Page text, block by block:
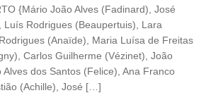
{Mário João Alves (Fadinard), José
Luís Rodrigues (Beaupertuis), Lara
(Anaïde), Maria Luísa de Freitas
Carlos Guilherme (Vézinet), João
dos Santos (Felice), Ana Franco
(Achille), José […]